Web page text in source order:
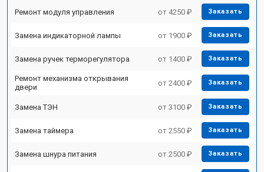
Ремонт модуля управления от 4250 ₽ Заказать
Замена индикаторной лампы от 1900 ₽ Заказать
Замена ручек терморегулятора от 1400 ₽ Заказать
Ремонт механизма открывания
двери
от 2400 ₽ Заказать
Замена ТЭН от 3100 ₽ Заказать
Замена таймера от 2550 ₽ Заказать
Замена шнура питания от 2500 ₽ Заказать